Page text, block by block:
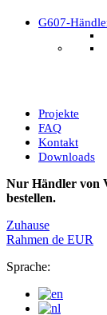
G607-
Projekte
FAQ
Kontakt
Downloads
Nur Händler von
bestellen.
Zuhause
Rahmen de EUR
Sprache: